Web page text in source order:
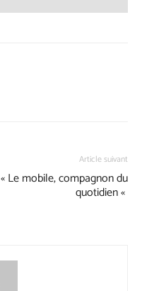
Article suivant
« Le mobile, compagnon du
quotidien «